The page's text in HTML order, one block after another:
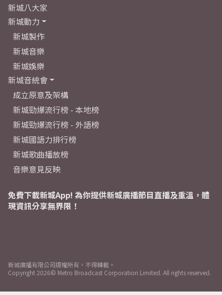
新城八大家
新城動力
新城製作
新城音樂
新城娛樂
新城音統會
成立原意及架構
新城勁爆流行榜 - 本地榜
新城勁爆流行榜 - 外語榜
新城國語力排行榜
新城歌曲播放榜
音樂意見反映
免費下載新城App! 為你提供新城廣播節目直播及重溫，體
現資訊分享無界限！
新城廣播有限公司版權所有，不得轉載。
Copyright 2026© Metro Broadcast Corporation Limited. All rights reserved.